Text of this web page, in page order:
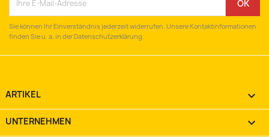
Sie können Ihr Einverständnis jederzeit widerrufen. Unsere Kontaktinformationen
finden Sie u. a. in der Datenschutzerklärung.
ARTIKEL 
UNTERNEHMEN 